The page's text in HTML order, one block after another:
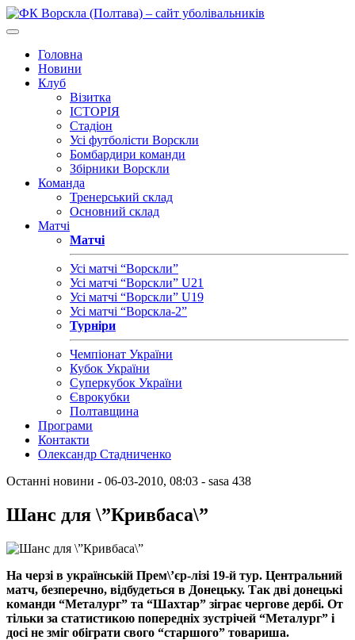
Головна
Новини
Клуб
Візитка
ІСТОРІЯ
Стадіон
Усі футболісти Ворскли
Бомбардири команди
Збірники Ворскли
Команда
Тренерський склад
Основний склад
Матчі
Матчі
Усі матчі “Ворскли”
Усі матчі “Ворскли” U21
Усі матчі “Ворскли” U19
Усі матчі “Ворскла-2”
Турніри
Чемпіонат України
Кубок України
Суперкубок України
Єврокубки
Полтавщина
Програми
Контакти
Олександр Стадниченко
Останні новини - 06-03-2010, 08:03 - sasa 438
Шанс для \”Кривбаса\”
На черзі в українській Прем\’єр-лізі 19-й тур. Центральний
матч, безперечно, відбудеться в Донецьку. Так дві донецькі
команди “Металург” та “Шахтар” зіграє чергове дербі. От
тільки за статистикою попередніх зустрічей “Металург” і
досі не зміг обіграти свого “старшого” товариша.